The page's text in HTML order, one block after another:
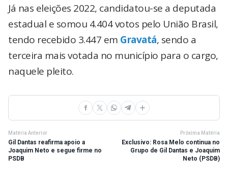
Já nas eleições 2022, candidatou-se a deputada
estadual e somou 4.404 votos pelo União Brasil,
tendo recebido 3.447 em Gravatá, sendo a
terceira mais votada no município para o cargo,
naquele pleito.
Matéria Anterior
Gil Dantas reafirma apoio a
Joaquim Neto e segue firme no
PSDB
Próxima Matéria
Exclusivo: Rosa Melo continua no
Grupo de Gil Dantas e Joaquim
Neto (PSDB)